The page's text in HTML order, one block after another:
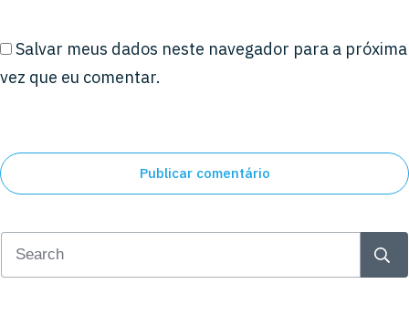
Salvar meus dados neste navegador para a próxima
vez que eu comentar.
Publicar comentário